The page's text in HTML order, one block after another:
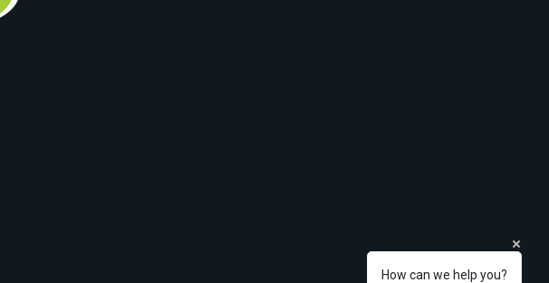
How can we help you?